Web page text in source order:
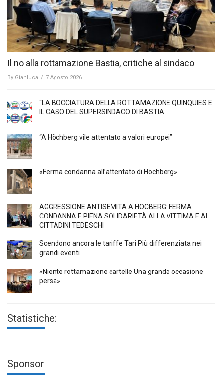
Il no alla rottamazione Bastia, critiche al sindaco
By Gianluca / 7 Agosto 2026
“LA BOCCIATURA DELLA ROTTAMAZIONE QUINQUIES E
IL CASO DEL SUPERSINDACO DI BASTIA
“A Höchberg vile attentato a valori europei”
«Ferma condanna all’attentato di Höchberg»
AGGRESSIONE ANTISEMITA A HÖCBERG: FERMA
CONDANNA E PIENA SOLIDARIETÀ ALLA VITTIMA E AI
CITTADINI TEDESCHI
Scendono ancora le tariffe Tari Più differenziata nei
grandi eventi
«Niente rottamazione cartelle Una grande occasione
persa»
Statistiche:
Sponsor